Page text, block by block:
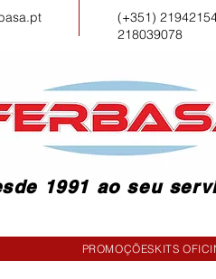
(+351)
218039078
1991 ao seu
PROMOÇÕESKITS